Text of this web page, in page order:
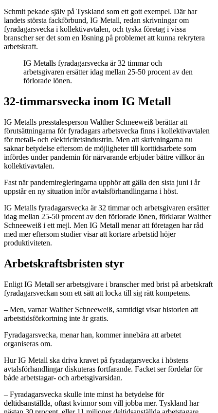
Schmit pekade själv på Tyskland som ett gott exempel. Där har
landets största fackförbund, IG Metall, redan skrivningar om
fyradagarsvecka i kollektivavtalen, och tyska företag i vissa
branscher ser det som en lösning på problemet att kunna rekrytera
arbetskraft.
IG Metalls fyradagarsvecka är 32 timmar och
arbetsgivaren ersätter idag mellan 25-50 procent av den
förlorade lönen.
32-timmarsvecka inom IG Metall
IG Metalls presstalesperson Walther Schneeweiß berättar att
förutsättningarna för fyradagars arbetsvecka finns i kollektivavtalen
för metall- och elektricitetsindustrin. Men att skrivningarna nu
saknar betydelse eftersom de möjligheter till korttidsarbete som
infördes under pandemin för närvarande erbjuder bättre villkor än
kollektivavtalen.
Fast när pandemiregleringarna upphör att gälla den sista juni i år
uppstår en ny situation inför avtalsförhandlingarna i höst.
IG Metalls fyradagarsvecka är 32 timmar och arbetsgivaren ersätter
idag mellan 25-50 procent av den förlorade lönen, förklarar Walther
Schneeweiß i ett mejl. Men IG Metall menar att företagen har råd
med mer eftersom studier visar att kortare arbetstid höjer
produktiviteten.
Arbetskraftsbristen styr
Enligt IG Metall ser arbetsgivare i branscher med brist på arbetskraft
fyradagarsveckan som ett sätt att locka till sig rätt kompetens.
– Men, varnar Walther Schneeweiß, samtidigt visar historien att
arbetstidsförkortning inte är gratis.
Fyradagarsvecka, menar han, kommer innebära att arbetet
organiseras om.
Hur IG Metall ska driva kravet på fyradagarsvecka i höstens
avtalsförhandlingar diskuteras fortfarande. Facket ser fördelar för
både arbetstagar- och arbetsgivarsidan.
– Fyradagarsvecka skulle inte minst ha betydelse för
deltidsanställda, oftast kvinnor som vill jobba mer. Tyskland har